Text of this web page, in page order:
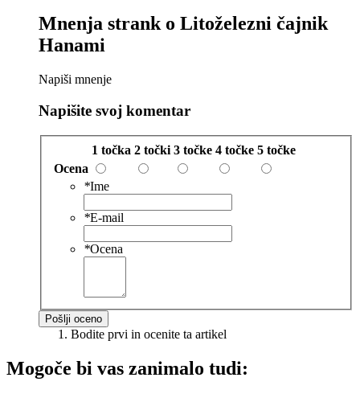
Mnenja strank o Litoželezni čajnik
Hanami
Napiši mnenje
Napišite svoj komentar
1 točka 2 točki 3 točke 4 točke 5 točke
Ocena
*Ime
*E-mail
*Ocena
Pošlji oceno
Bodite prvi in ocenite ta artikel
Mogoče bi vas zanimalo tudi: